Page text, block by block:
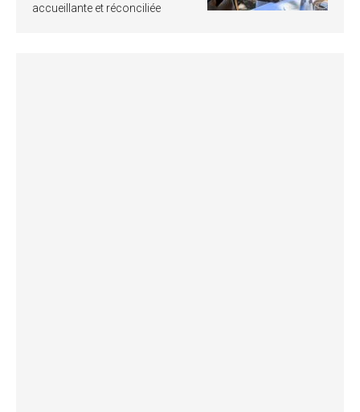
accueillante et réconciliée